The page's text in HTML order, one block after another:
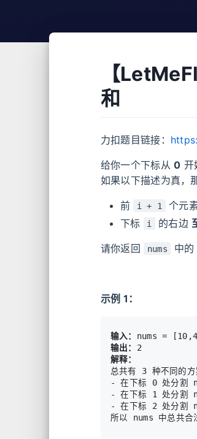
【
和
力扣题目链接：
给你一个下标从0 开
如果以下描述为真，
前 i + 1 个元
下标
i 的右边
请你返回 nums 中的
示例 1：
输入：
输出：
解释：
总共有 3 种不同的方
- 在下标 0 处分割
- 在下标 1 处分割
- 在下标 2 处分割